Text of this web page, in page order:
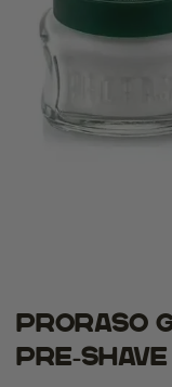
Proraso
Pre-Shave